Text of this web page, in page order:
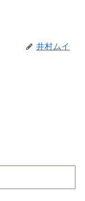
井村ムイ